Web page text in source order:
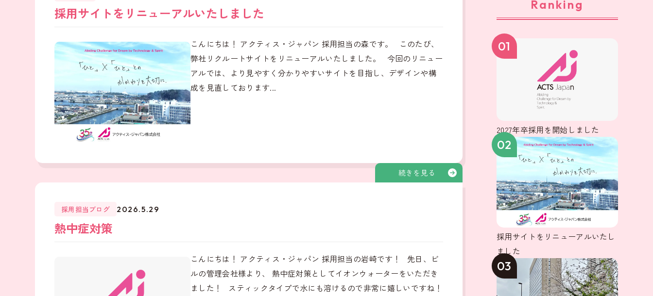
採用サイトをリニューアルいたしました
こんにちは！ アクティス・ジャパン 採用担当の森です。 このたび、
弊社リクルートサイトをリニューアルいたしました。 今回のリニュー
アルでは、より見やすく分かりやすいサイトを目指し、デザインや構
成を見直しております...
続きを見る
採用担当ブログ 2026.5.29
熱中症対策
こんにちは！ アクティス・ジャパン 採用担当の岩崎です！ 先日、ビ
ルの管理会社様より、 熱中症対策としてイオンウォーターをいただき
ました！ スティックタイプで水にも溶けるので非常に嬉しいですね！
Ranking
01
2027年卒採用を開始しました
02
採用サイトをリニューアルいたし
ました
03